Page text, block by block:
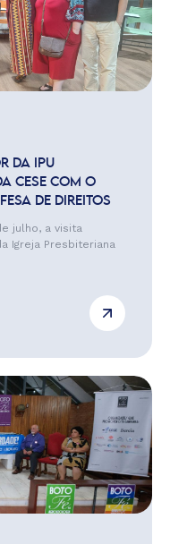
DA IPU
CESE COM O
DE DIREITOS
julho, a visita
Igreja Presbiteriana